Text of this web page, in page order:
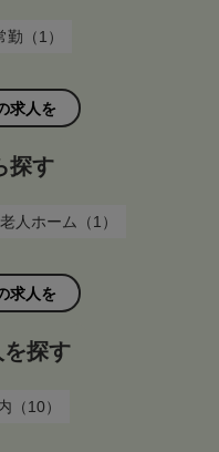
勤（1）
求人を
探す
人ホーム（1）
求人を
探す
（10）